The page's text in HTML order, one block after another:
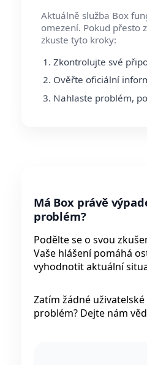
Aktuálně služba Box
omezení. Pokud přesto
zkuste tyto kroky:
Zkontrolujte své
Ověřte oficiální
Nahlaste problém,
Má Box právě
problém?
Podělte se o svou
Vaše hlášení pomáhá
vyhodnotit aktuální
Zatím žádné
problém? Dejte nám